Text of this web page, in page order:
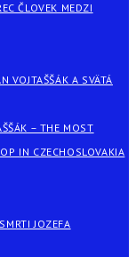
ČLOVEK MEDZI
VOJTAŠŠÁK A SVÄTÁ
– THE MOST
IN CZECHOSLOVAKIA
JOZEFA